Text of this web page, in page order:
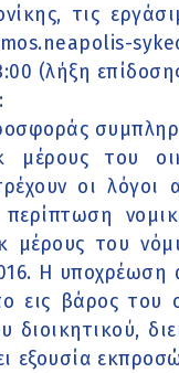
τις
(λήξη
μέρους του
οι
μέρους του
Η υποχρέωση
εις βάρος του
διοικητικού,
εξουσία